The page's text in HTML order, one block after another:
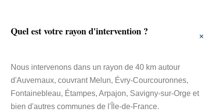
Quel est votre rayon d'intervention ?
Nous intervenons dans un rayon de 40 km autour
d'Auvernaux, couvrant Melun, Évry-Courcouronnes,
Fontainebleau, Étampes, Arpajon, Savigny-sur-Orge et
bien d'autres communes de l'Île-de-France.